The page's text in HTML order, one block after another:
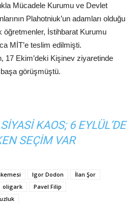
Mücadele Kurumu ve Devlet
Plahotniuk’un adamları olduğu
öğretmenler, İstihbarat Kurumu
MİT’e teslim edilmişti.
17 Ekim’deki Kişinev ziyaretinde
görüşmüştü.
KAOS; 6 EYLÜL’DE
SEÇIM VAR
Igor Dodon
İlan Şor
oligark
Pavel Filip